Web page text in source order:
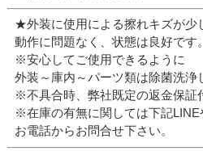
★外装に使用による擦れキズが少
動作に問題なく、状態は良好です。
※安心してご使用できるように
外装～庫内～パーツ類は除菌洗浄
※不具合時、弊社既定の返金保証
※在庫の有無に関しては下記LINE
お電話からお問合せ下さい。